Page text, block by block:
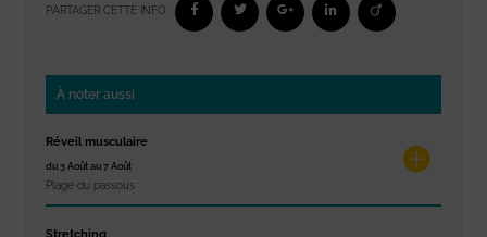
PARTAGER CETTE INFO :
À noter aussi
Réveil musculaire
du 3 Août au 7 Août
Plage du passous